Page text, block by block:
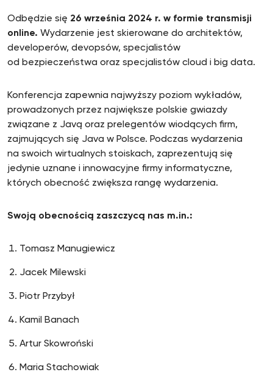
Odbędzie się 26 września 2024 r. w formie transmisji
online. Wydarzenie jest skierowane do architektów,
developerów, devopsów, specjalistów
od bezpieczeństwa oraz specjalistów cloud i big data.
Konferencja zapewnia najwyższy poziom wykładów,
prowadzonych przez największe polskie gwiazdy
związane z Javą oraz prelegentów wiodących firm,
zajmujących się Java w Polsce. Podczas wydarzenia
na swoich wirtualnych stoiskach, zaprezentują się
jedynie uznane i innowacyjne firmy informatyczne,
których obecność zwiększa rangę wydarzenia.
Swoją obecnością zaszczycą nas m.in.:
Tomasz Manugiewicz
Jacek Milewski
Piotr Przybył
Kamil Banach
Artur Skowroński
Maria Stachowiak